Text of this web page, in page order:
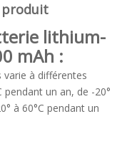
produit
lithium-
mAh :
à différentes
un an, de -20°
à 60°C pendant un